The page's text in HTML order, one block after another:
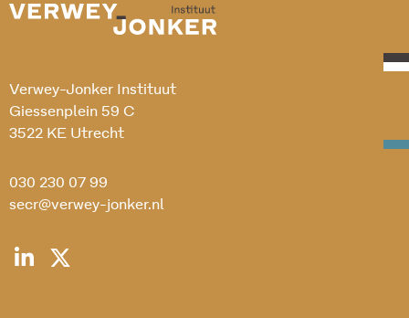
Verwey-Jonker Instituut
Giessenplein 59 C
3522 KE Utrecht
030 230 07 99
secr@verwey-jonker.nl